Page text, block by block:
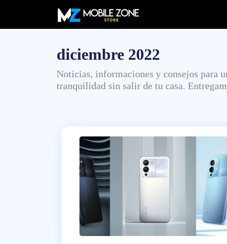
diciembre 2022
Noticias, informaciones y consejos para
tranquilidad sin salir de tu casa.